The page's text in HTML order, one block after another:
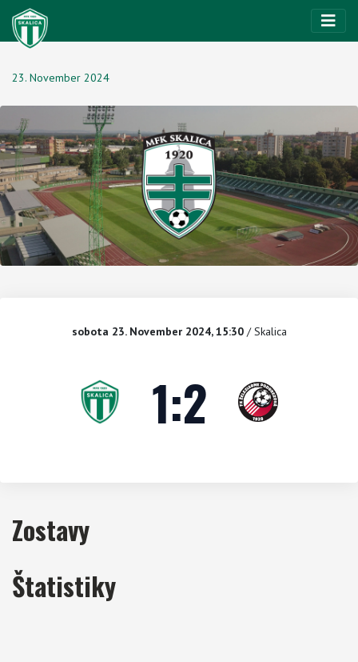
23. November 2024
sobota 23. November 2024, 15:30 / Skalica
1:2
Zostavy
Štatistiky